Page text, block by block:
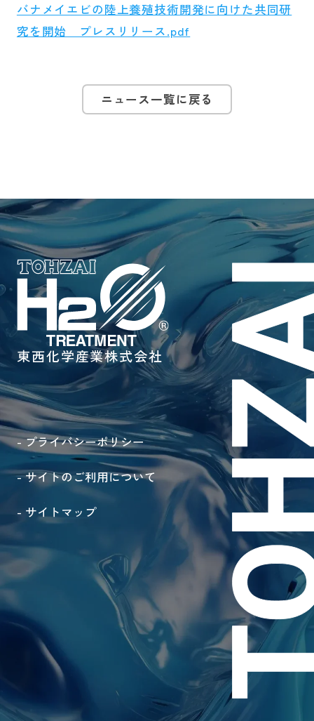
バナメイエビの陸上養殖技術開発に向けた共同研
究を開始 プレスリリース.pdf
ニュース一覧に戻る
東西化学産業株式会社
- プライバシーポリシー
- サイトのご利用について
- サイトマップ